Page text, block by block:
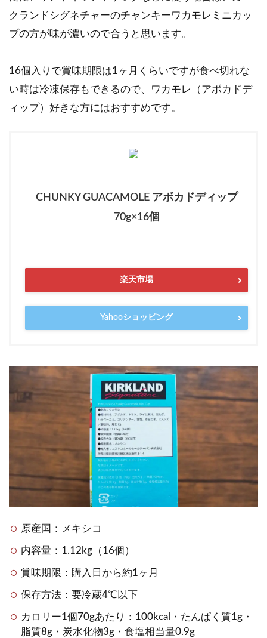
クランドシグネチャーのチャンキーワカモレミニカッ
プの方が味が濃いので合うと思います。
16個入りで賞味期限は1ヶ月くらいですが食べ切れな
い時は冷凍保存もできるので、ワカモレ（アボカドデ
ィップ）好きな方にはおすすめです。
CHUNKY GUACAMOLE アボカドディップ
70g×16個
楽天市場
Yahooショッピング
原産国：メキシコ
内容量：1.12kg（16個）
賞味期限：購入日から約1ヶ月
保存方法：要冷蔵4℃以下
カロリー1個70gあたり：100kcal・たんぱく質1g・
脂質8g・炭水化物3g・食塩相当量0.9g